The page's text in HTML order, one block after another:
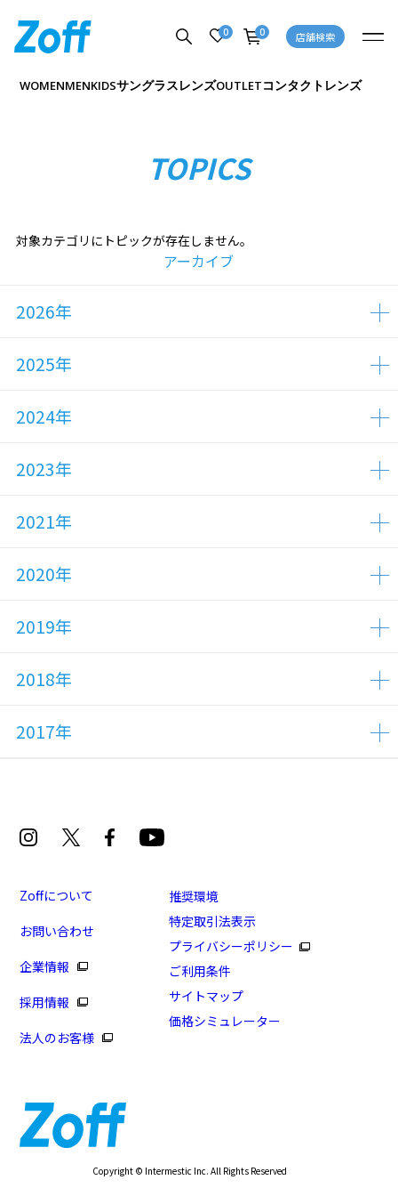
0 0 店舗検索
WOMENMENKIDSサングラスレンズOUTLETコンタクトレンズ
TOPICS
対象カテゴリにトピックが存在しません。
アーカイブ
2026年
2025年
2024年
2023年
2021年
2020年
2019年
2018年
2017年
Zoffについて
お問い合わせ
企業情報
採用情報
法人のお客様
推奨環境
特定取引法表示
プライバシーポリシー
ご利用条件
サイトマップ
価格シミュレーター
Copyright © Intermestic Inc. All Rights Reserved